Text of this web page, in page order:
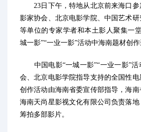
23日下午，特地从北京前来海口参
影家协会、北京电影学院、中国艺术
等单位的专家学者和本土影人聚集一
城一影”“一业一影”活动中海南题材创作
中国电影“一城一影”“一业一影”活
会、北京电影学院指导支持的全国性
创作活动由海南省委宣传部指导，海南
海南天尚星影视文化有限公司负责落
筹拍多部影片。